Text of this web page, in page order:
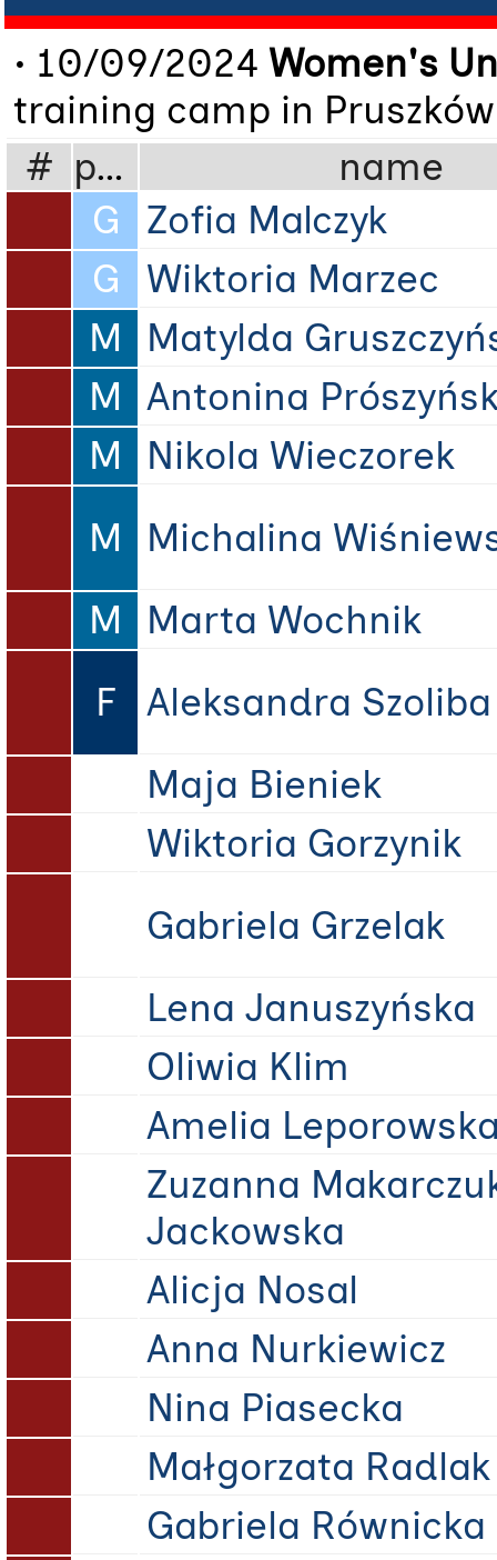
• 10/09/2024 Women's
training camp in
#
pos
name
G
Zofia Malczyk
G
Wiktoria Marzec
M
Matylda
M Antonina
M
Nikola Wieczorek
M
Michalina
M
Marta Wochnik
F
Aleksandra Szoliba
Maja Bieniek
Wiktoria Gorzynik
Gabriela Grzelak
Lena Januszyńska
Oliwia Klim
Amelia
Zuzanna
Jackowska
Alicja Nosal
Anna Nurkiewicz
Nina Piasecka
Małgorzata Radlak
Gabriela Równicka